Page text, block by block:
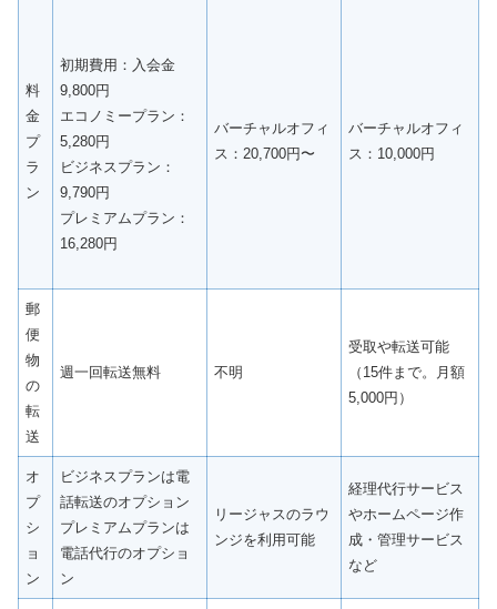
料
金
プ
ラ
ン
初期費用：入会金
9,800円
エコノミープラン：
5,280円
ビジネスプラン：
9,790円
プレミアムプラン：
16,280円
バーチャルオフィ
ス：20,700円〜
バーチャルオフィ
ス：10,000円
郵
便
物
の
転
送
週一回転送無料 不明
受取や転送可能
（15件まで。月額
5,000円）
オ
プ
シ
ョ
ン
ビジネスプランは電
話転送のオプション
プレミアムプランは
電話代行のオプショ
ン
リージャスのラウ
ンジを利用可能
経理代行サービス
やホームページ作
成・管理サービス
など